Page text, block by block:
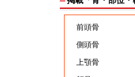
前頭骨
側頭骨
上顎骨